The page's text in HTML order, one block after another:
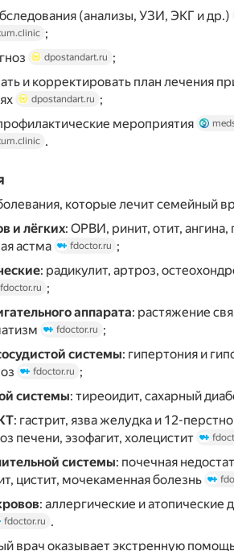
(анализы, УЗИ, ЭКГ и др.)
;
dpostandart.ru ;
и корректировать план лечения
dpostandart.ru ;
мероприятия
.
которые лечит семейный
и лёгких: ОРВИ, ринит, отит,
астма
fdoctor.ru ;
: радикулит, артроз,
fdoctor.ru ;
аппарата: растяжение
fdoctor.ru ;
системы: гипертония и
fdoctor.ru ;
системы: тиреоидит, сахарный
: гастрит, язва желудка и 12-
печени, эзофагит, холецистит
системы: почечная
цистит, мочекаменная болезнь
: аллергические и атопические
fdoctor.ru .
врач оказывает экстренную